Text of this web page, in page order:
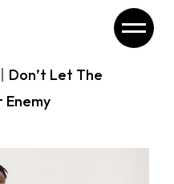
Don’t Let The
Enemy